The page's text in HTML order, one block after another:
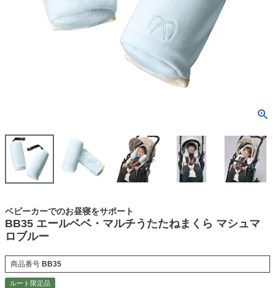
ベビーカーでのお昼寝をサポート
BB35 エールベベ・マルチうたたねまくら マシュマ
ロブルー
商品番号 BB35
ルート限定品